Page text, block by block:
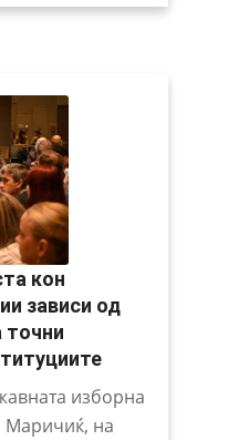
кон
зависи од
точни
изборна
Маричиќ, на